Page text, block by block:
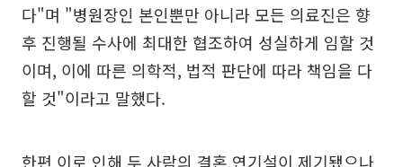
다"며 "병원장인 본인뿐만 아니라 모든 의료진은 향
후 진행될 수사에 최대한 협조하여 성실하게 임할 것
이며, 이에 따른 의학적, 법적 판단에 따라 책임을 다
할 것"이라고 말했다.
한편 이로 인해 두 사람의 결혼 연기설이 제기됐으나